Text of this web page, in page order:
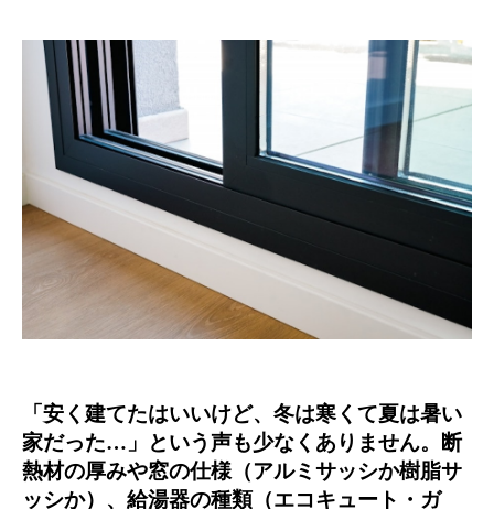
「安く建てたはいいけど、冬は寒くて夏は暑い
家だった…」という声も少なくありません。断
熱材の厚みや窓の仕様（アルミサッシか樹脂サ
ッシか）、給湯器の種類（エコキュート・ガ